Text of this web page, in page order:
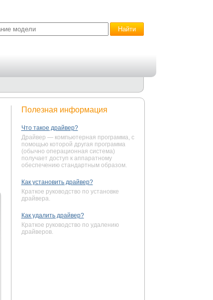
Полезная информация
Что такое драйвер?
Драйвер — компьютерная программа, с
помощью которой другая программа
(обычно операционная система)
получает доступ к аппаратному
обеспечению стандартным образом.
Как установить драйвер?
Краткое руководство по установке
драйвера.
Как удалить драйвер?
Краткое руководство по удалению
драйверов.